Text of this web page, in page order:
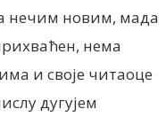
нечим новим, мада
нема
и своје читаоце
дугујем